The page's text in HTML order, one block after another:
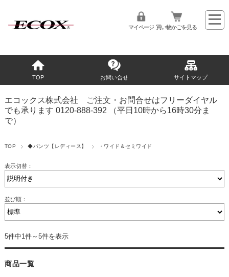
マイページ 買い物かごを見る
TOP お問い合せ サイトマップ
エコックス株式会社 ご注文・お問合せはフリーダイヤル
でも承ります 0120-888-392 （平日10時から16時30分ま
で）
TOP ◆パンツ【レディース】 ・ワイド＆セミワイド
表示切替：
並び順：
5件中1件～5件を表示
商品一覧